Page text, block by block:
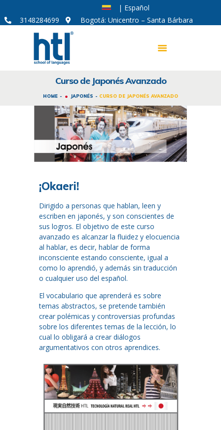
| Español
3148284699
Bogotá: Unicentro – Santa Bárbara
Curso de Japonés Avanzado
HOME JAPONÉS CURSO DE JAPONÉS AVANZADO
CURSOS DE IDIOMAS
MODALIDADES
CORPORATIVO
ACERCA DE HTL
SOY APRENDIZ
¡Okaeri!
Dirigido a personas que hablan, leen y
escriben en japonés, y son conscientes de
sus logros. El objetivo de este curso
avanzado es alcanzar la fluidez y elocuencia
al hablar, es decir, hablar de forma
inconsciente estando consciente, igual a
como lo aprendió, y además sin traducción
o cualquier uso del español.
El vocabulario que aprenderá es sobre
temas abstractos, se pretende también
crear polémicas y controversias profundas
sobre los diferentes temas de la lección, lo
cual lo obligará a crear diálogos
argumentativos con otros aprendices.